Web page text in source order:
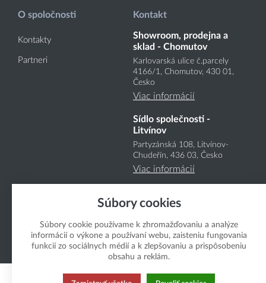
O spoločnosti
Kontakty
Partneri
Kontakt
Showroom, prodejna a
sklad - Chomutov
Karlovarská ulice č.parcely
4166/1, Chomutov, 430 01,
Česko
Viac informácií
Sídlo společnosti -
Litvínov
Partyzánská 108, Litvínov-
Chudeřín, 436 03, Česko
Viac informácií
Copyright Boukal.SK 2026
Súbory cookies
Súbory cookie používame k zhromažďovaniu a analýze
informácií o výkone a používaní webu, zaisteniu fungovania
funkcií zo sociálnych médií a k zlepšovaniu a prispôsobeniu
obsahu a reklám.